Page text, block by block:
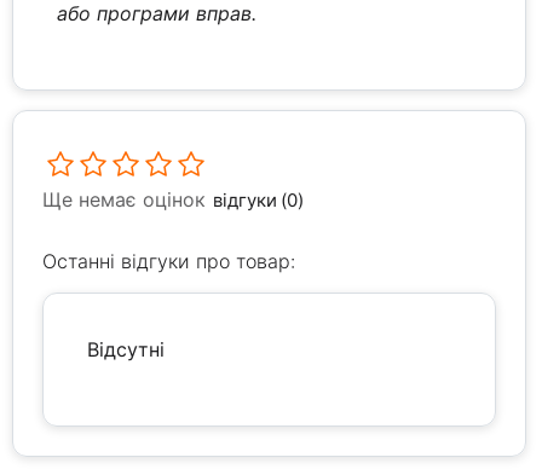
або програми вправ.
Ще немає оцінок відгуки (0)
Останні відгуки про товар:
Відсутні